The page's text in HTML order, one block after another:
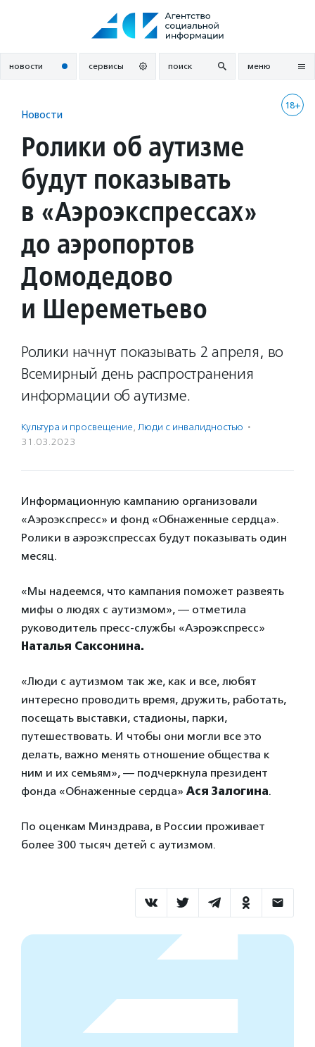
новости сервисы поиск меню
18+
Новости
Ролики об аутизме
будут показывать
в «Аэроэкспрессах»
до аэропортов
Домодедово
и Шереметьево
Ролики начнут показывать 2 апреля, во
Всемирный день распространения
информации об аутизме.
Культура и просвещение, Люди с инвалидностью ·
31.03.2023
Информационную кампанию организовали
«Аэроэкспресс» и фонд «Обнаженные сердца».
Ролики в аэроэкспрессах будут показывать один
месяц.
«Мы надеемся, что кампания поможет развеять
мифы о людях с аутизмом», — отметила
руководитель пресс-службы «Аэроэкспресс»
Наталья Саксонина.
«Люди с аутизмом так же, как и все, любят
интересно проводить время, дружить, работать,
посещать выставки, стадионы, парки,
путешествовать. И чтобы они могли все это
делать, важно менять отношение общества к
ним и их семьям», — подчеркнула президент
фонда «Обнаженные сердца» Ася Залогина.
По оценкам Минздрава, в России проживает
более 300 тысяч детей с аутизмом.